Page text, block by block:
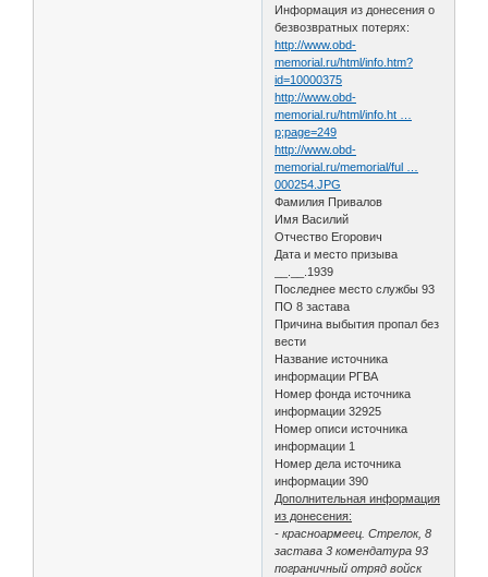
Информация из донесения о
безвозвратных потерях:
http://www.obd-
memorial.ru/html/info.htm?
id=10000375
http://www.obd-
memorial.ru/html/info.ht …
p;page=249
http://www.obd-
memorial.ru/memorial/ful …
000254.JPG
Фамилия Привалов
Имя Василий
Отчество Егорович
Дата и место призыва
__.__.1939
Последнее место службы 93
ПО 8 застава
Причина выбытия пропал без
вести
Название источника
информации РГВА
Номер фонда источника
информации 32925
Номер описи источника
информации 1
Номер дела источника
информации 390
Дополнительная информация
из донесения:
- красноармеец. Стрелок, 8
застава 3 комендатура 93
пограничный отряд войск